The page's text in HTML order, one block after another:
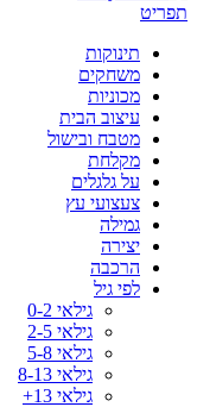
תפריט
תינוקות
משחקים
מכוניות
עיצוב הבית
מטבח ובישול
מקלחת
על גלגלים
צעצועי עץ
גמילה
יצירה
הרכבה
לפי גיל
גילאי 0-2
גילאי 2-5
גילאי 5-8
גילאי 8-13
גילאי 13+